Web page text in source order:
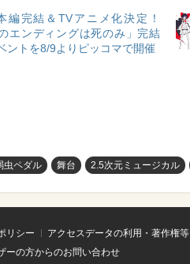
編完結＆TVアニメ化決定！
のエンディングは死のみ」完結
ントを8/9よりピッコマで開催
虫ペダル 舞台 2.5次元ミュージカル
リシー アクセスデータの利用・著作権等
ーの方からのお問い合わせ